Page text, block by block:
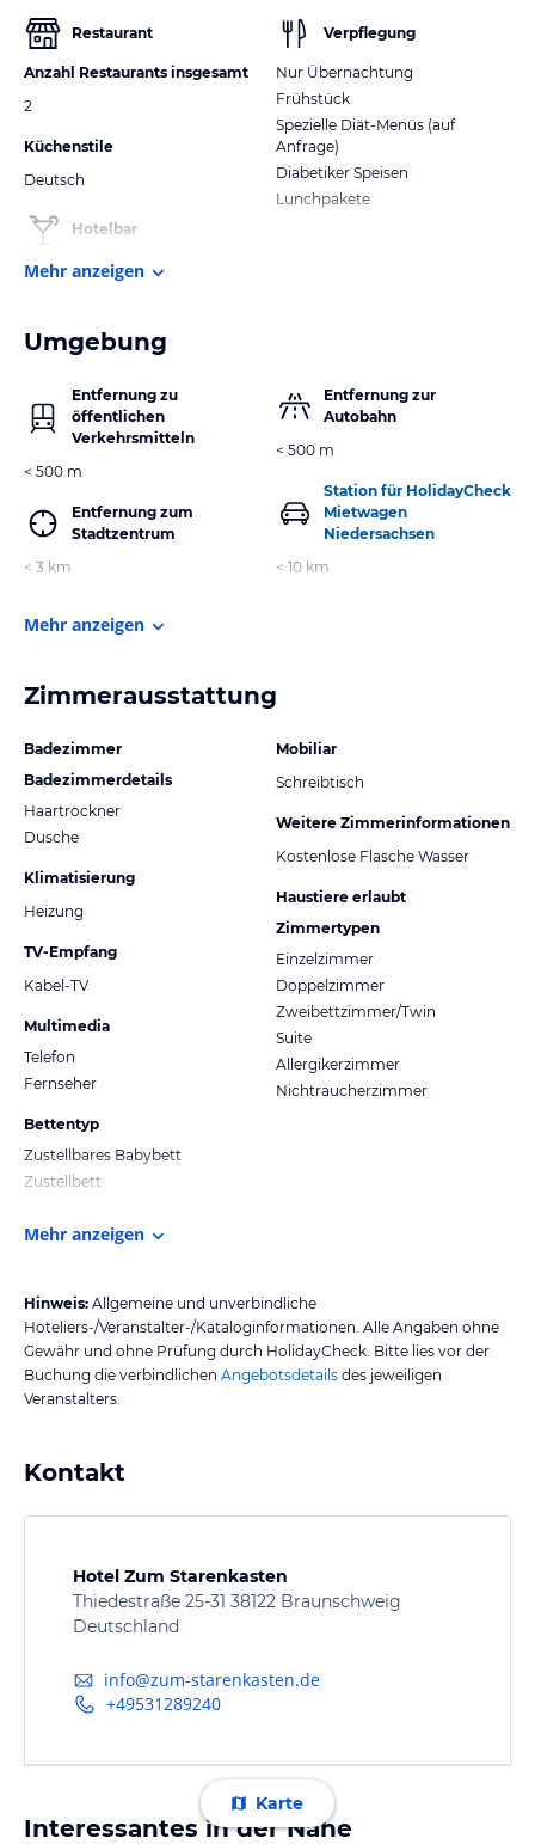
Restaurant
Anzahl Restaurants insgesamt
2
Küchenstile
Deutsch
Hotelbar
Verpflegung
Nur Übernachtung
Frühstück
Spezielle Diät-Menüs (auf
Anfrage)
Diabetiker Speisen
Lunchpakete
Mehr anzeigen
Umgebung
Entfernung zu
öffentlichen
Verkehrsmitteln
< 500 m
Entfernung zum
Stadtzentrum
< 3 km
Entfernung zur
Autobahn
< 500 m
Station für HolidayCheck
Mietwagen
Niedersachsen
< 10 km
Mehr anzeigen
Zimmerausstattung
Badezimmer
Badezimmerdetails
Haartrockner
Dusche
Klimatisierung
Heizung
TV-Empfang
Kabel-TV
Multimedia
Telefon
Fernseher
Bettentyp
Zustellbares Babybett
Zustellbett
Mobiliar
Schreibtisch
Weitere Zimmerinformationen
Kostenlose Flasche Wasser
Haustiere erlaubt
Zimmertypen
Einzelzimmer
Doppelzimmer
Zweibettzimmer/Twin
Suite
Allergikerzimmer
Nichtraucherzimmer
Mehr anzeigen
Hinweis: Allgemeine und unverbindliche
Hoteliers-/Veranstalter-/Kataloginformationen. Alle Angaben ohne
Gewähr und ohne Prüfung durch HolidayCheck. Bitte lies vor der
Buchung die verbindlichen Angebotsdetails des jeweiligen
Veranstalters.
Kontakt
Hotel Zum Starenkasten
Thiedestraße 25-31 38122 Braunschweig
Deutschland
info@zum-starenkasten.de
+49531289240
Karte
Interessantes in der Nähe